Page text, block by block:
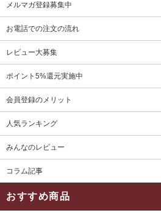
メルマガ登録募集中
お電話での注文の流れ
レビュー大募集
ポイント5%還元実施中
会員登録のメリット
人気ランキング
みんなのレビュー
コラム記事
おすすめ商品